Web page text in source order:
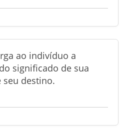
ao indivíduo a
significado de sua
seu destino.